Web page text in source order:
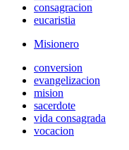
consagracion
eucaristia
Misionero
conversion
evangelizacion
mision
sacerdote
vida consagrada
vocacion